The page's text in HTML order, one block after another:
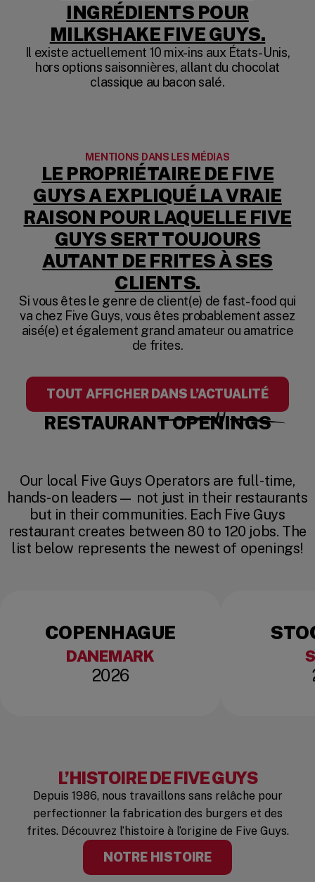
INGRÉDIENTS POUR
MILKSHAKE FIVE GUYS.
Il existe actuellement 10 mix-ins aux États-Unis,
hors options saisonnières, allant du chocolat
classique au bacon salé.
MENTIONS DANS LES MÉDIAS
LE PROPRIÉTAIRE DE FIVE
GUYS A EXPLIQUÉ LA VRAIE
RAISON POUR LAQUELLE FIVE
GUYS SERT TOUJOURS
AUTANT DE FRITES À SES
CLIENTS.(OPENS IN
Si vous êtes le genre de client(e) de fast-food qui
va chez Five Guys, vous êtes probablement assez
aisé(e) et également grand amateur ou amatrice
de frites.
TOUT AFFICHER DANS L’ACTUALITÉ
RESTAURANT OPENINGS
Our local Five Guys Operators are full-time,
hands-on leaders— not just in their restaurants
but in their communities. Each Five Guys
restaurant creates between 80 to 120 jobs. The
list below represents the newest of openings!
COPENHAGUE
DANEMARK
2026
L’HISTOIRE DE FIVE GUYS
Depuis 1986, nous travaillons sans relâche pour
perfectionner la fabrication des burgers et des
frites. Découvrez l’histoire à l’origine de Five Guys.
NOTRE HISTOIRE